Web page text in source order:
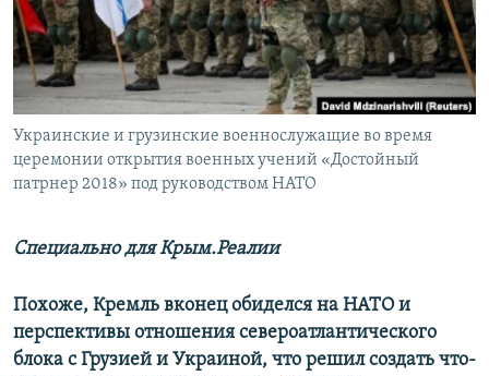
ПОБЕДИТЕЛЕЙ НЕ СУДЯТ?
КРЫМ.НЕПОКОРЕННЫЙ
ELIFBE
УКРАИНСКАЯ ПРОБЛЕМА КРЫМА
ПРИСОЕДИНЯЙТЕСЬ!
Все сайты RFE/RL
Украинские и грузинские военнослужащие во время
церемонии открытия военных учений «Достойный
патрнер 2018» под руководством НАТО
Специально для Крым.Реалии
Похоже, Кремль вконец обиделся на НАТО и
перспективы отношения североатлантического
блока с Грузией и Украиной, что решил создать что-